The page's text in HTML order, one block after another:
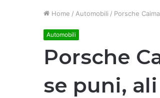
Home / Automobili / Porsche
Automobili
Porsche
se puni,